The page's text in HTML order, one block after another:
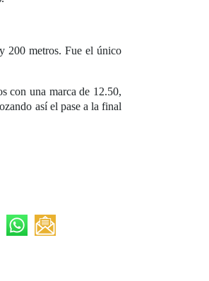
200 metros. Fue el único
con una marca de 12.50,
así el pase a la final